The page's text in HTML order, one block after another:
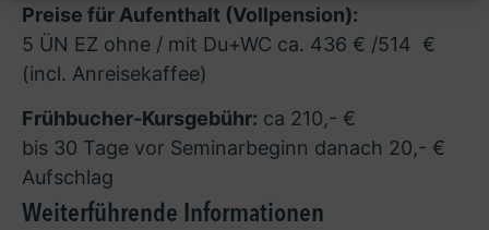
Preise für Aufenthalt (Vollpension):
5 ÜN EZ ohne / mit Du+WC ca. 436 € /514 €
(incl. Anreisekaffee)
Frühbucher-Kursgebühr: ca 210,- €
bis 30 Tage vor Seminarbeginn danach 20,- €
Aufschlag
Weiterführende Informationen